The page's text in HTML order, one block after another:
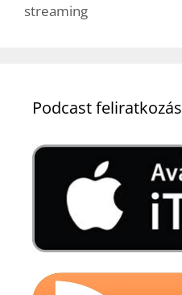
streaming
Podcast feliratkozás